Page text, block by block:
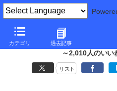
カテゴリ 過去記事
Twitterフォロワーを招いたラスト
～2,010人のい
リスト